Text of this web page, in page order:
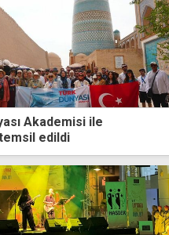
Akademisi ile
edildi